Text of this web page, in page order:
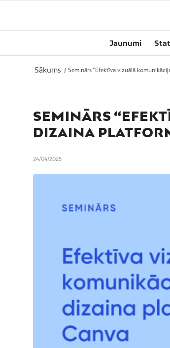
Jaunumi
Sākums / Seminārs “Efektīva vizuālā
SEMINĀRS
DIZAINA
24/04/2025